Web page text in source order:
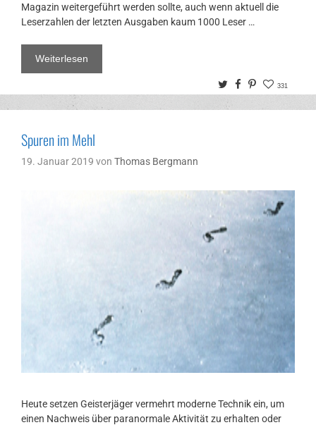
Magazin weitergeführt werden sollte, auch wenn aktuell die
Leserzahlen der letzten Ausgaben kaum 1000 Leser …
Weiterlesen
TwitterFacebook
Pinterest
331
Spuren im Mehl
19. Januar 2019 von Thomas Bergmann
Heute setzen Geisterjäger vermehrt moderne Technik ein, um
einen Nachweis über paranormale Aktivität zu erhalten oder